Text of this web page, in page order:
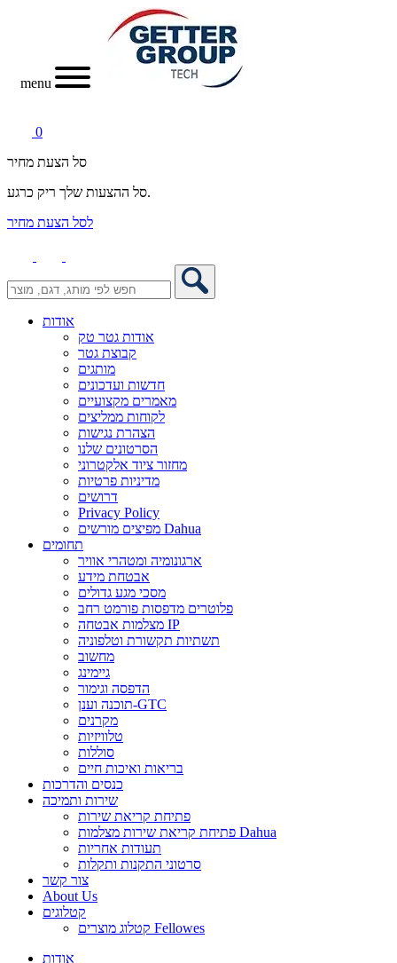
menu
0
סל הצעת מחיר
סל ההצעות שלך ריק כרגע.
לסל הצעת מחיר
אודות
אודות גטר טק
קבוצת גטר
מותגים
חדשות ועדכונים
מאמרים מקצועיים
לקוחות ממליצים
הצהרת נגישות
הסרטונים שלנו
מחזור ציוד אלקטרוני
מדיניות פרטיות
דרושים
Privacy Policy
מפיצים מורשים Dahua
תחומים
ארגונומיה ומטהרי אוויר
אבטחת מידע
מסכי מגע גדולים
פלוטרים מדפסות פורמט רחב
מצלמות אבטחה IP
תשתיות תקשורת וטלפוניה
מחשוב
גיימינג
הדפסה וגימור
תוכנה וענן-GTC
מקרנים
טלוויזיות
סוללות
בריאות ואיכות חיים
כנסים והדרכות
שירות ותמיכה
פתיחת קריאת שירות
פתיחת קריאת שירות מצלמות Dahua
תעודות אחריות
סרטוני התקנות ותקלות
צור קשר
About Us
קטלוגים
קטלוג מוצרים Fellowes
אודות